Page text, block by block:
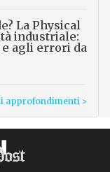
La Physical
industriale:
agli errori da
approfondimenti >